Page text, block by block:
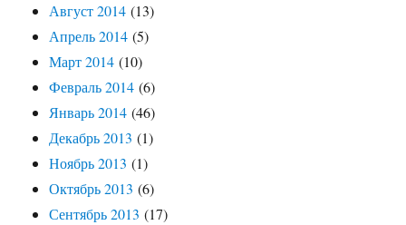
Август 2014 (13)
Апрель 2014 (5)
Март 2014 (10)
Февраль 2014 (6)
Январь 2014 (46)
Декабрь 2013 (1)
Ноябрь 2013 (1)
Октябрь 2013 (6)
Сентябрь 2013 (17)